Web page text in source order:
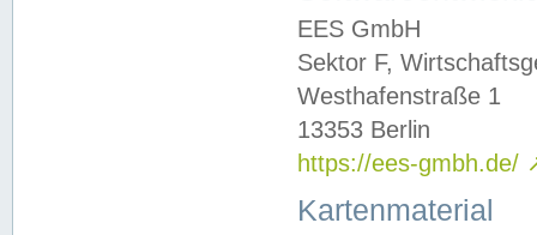
EES GmbH
Sektor F,
Westhafenstraße 1
13353 Berlin
https://ees-gmbh.de/
Kartenmaterial